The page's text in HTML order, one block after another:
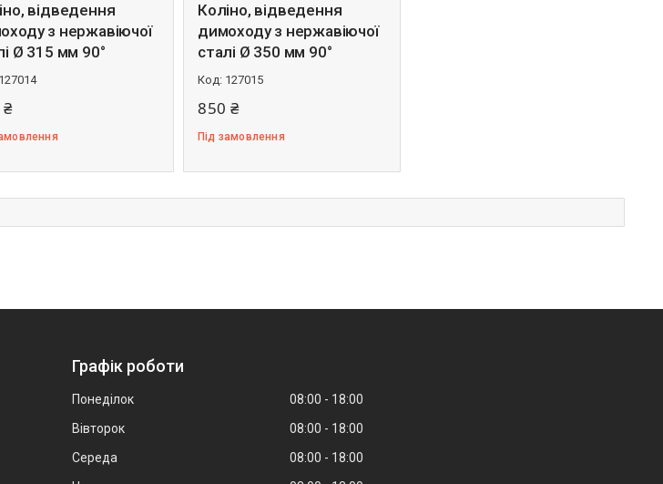
відведення
з нержавіючої
Ø 315 мм 90°
127014
Коліно, відведення
димоходу з нержавіючої
сталі Ø 350 мм 90°
127015
850 ₴
Під замовлення
Графік роботи
Понеділок 08:00
18:00
Вівторок
08:00
18:00
Середа
08:00
18:00